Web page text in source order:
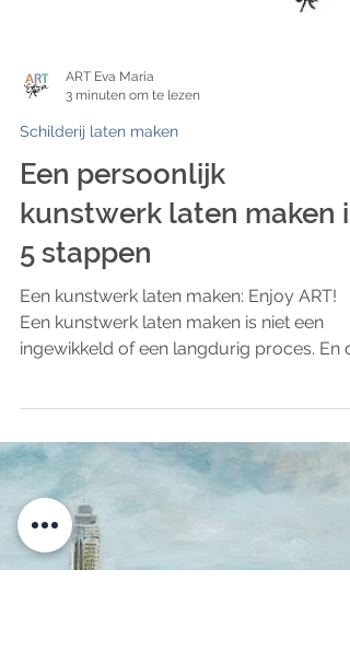
ART Eva Maria
3 minuten om te lezen
Schilderij laten maken
kunstwerk laten maken in
5 stappen
Een kunstwerk laten maken: Enjoy ART!
Een kunstwerk laten maken is niet een
ingewikkeld of een langdurig proces. En
prijs van jouw unieke kunstwerk is